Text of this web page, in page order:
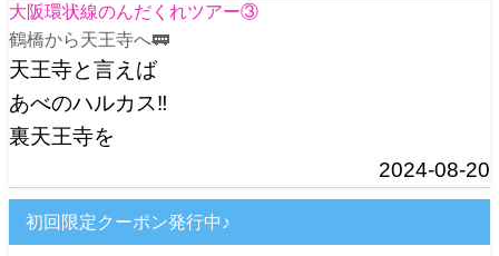
大阪環状線のんだくれツアー③
鶴橋から天王寺へ🚃
天王寺と言えば
あべのハルカス‼️
裏天王寺を
2024-08-20
初回限定クーポン発行中♪